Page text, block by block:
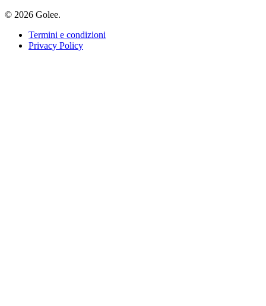
© 2026 Golee.
Termini e condizioni
Privacy Policy